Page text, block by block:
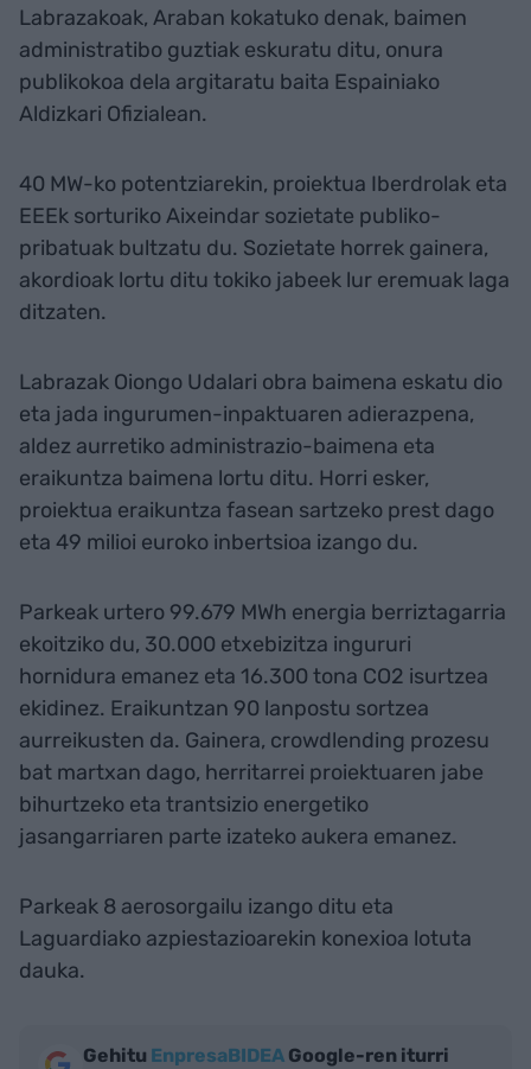
Labrazakoak, Araban kokatuko denak, baimen
administratibo guztiak eskuratu ditu, onura
publikokoa dela argitaratu baita Espainiako
Aldizkari Ofizialean.
40 MW-ko potentziarekin, proiektua Iberdrolak eta
EEEk sorturiko Aixeindar sozietate publiko-
pribatuak bultzatu du. Sozietate horrek gainera,
akordioak lortu ditu tokiko jabeek lur eremuak laga
ditzaten.
Labrazak Oiongo Udalari obra baimena eskatu dio
eta jada ingurumen-inpaktuaren adierazpena,
aldez aurretiko administrazio-baimena eta
eraikuntza baimena lortu ditu. Horri esker,
proiektua eraikuntza fasean sartzeko prest dago
eta 49 milioi euroko inbertsioa izango du.
Parkeak urtero 99.679 MWh energia berriztagarria
ekoitziko du, 30.000 etxebizitza ingururi
hornidura emanez eta 16.300 tona CO2 isurtzea
ekidinez. Eraikuntzan 90 lanpostu sortzea
aurreikusten da. Gainera, crowdlending prozesu
bat martxan dago, herritarrei proiektuaren jabe
bihurtzeko eta trantsizio energetiko
jasangarriaren parte izateko aukera emanez.
Parkeak 8 aerosorgailu izango ditu eta
Laguardiako azpiestazioarekin konexioa lotuta
dauka.
Gehitu EnpresaBIDEA Google-ren iturri